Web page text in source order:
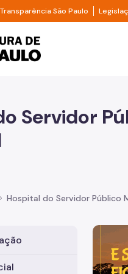
de acesso à informação
Transparência São Paulo Divisor
de São
Servidor
Hospital do Servidor Público